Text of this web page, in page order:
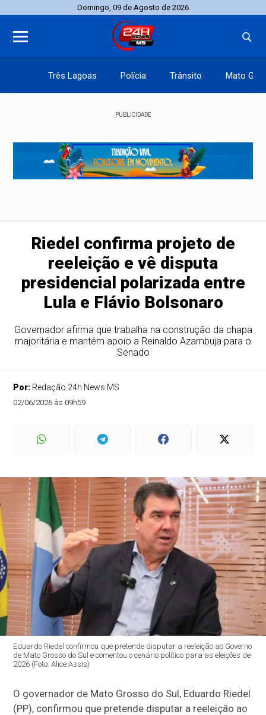
Domingo, 09 de Agosto de 2026
Três Lagoas Polícia Trânsito Mato
PUBLICIDADE
Riedel confirma projeto de
reeleição e vê disputa
presidencial polarizada entre
Lula e Flávio Bolsonaro
Governador afirma que trabalha na construção da chapa
majoritária e mantém apoio a Reinaldo Azambuja para o
Senado
Por: Redação 24h News MS
02/06/2026 às 09h59
Eduardo Riedel confirmou que pretende disputar a reeleição ao Governo
de Mato Grosso do Sul e comentou o cenário político para as eleições de
2026 (Foto: Alice Assis)
O governador de Mato Grosso do Sul, Eduardo Riedel
(PP), confirmou que pretende disputar a reeleição ao